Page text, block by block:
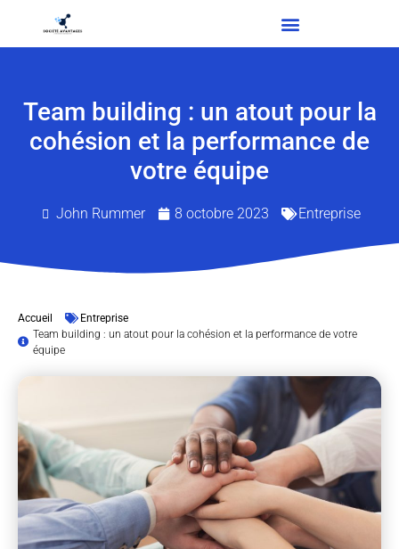
Team building : un atout pour la
cohésion et la performance de
votre équipe
John Rummer 8 octobre 2023 Entreprise
Accueil
Entreprise
Team building : un atout pour la cohésion et la performance de votre
équipe